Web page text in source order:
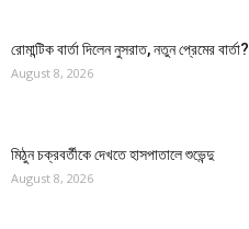
রোমান্টিক বার্তা দিলেন নুসরাত, নতুন প্রেমের বার্তা?
August 8, 2026
মিঠুন চক্রবর্তীকে দেখতে হাসপাতালে শুভেন্দু
August 8, 2026